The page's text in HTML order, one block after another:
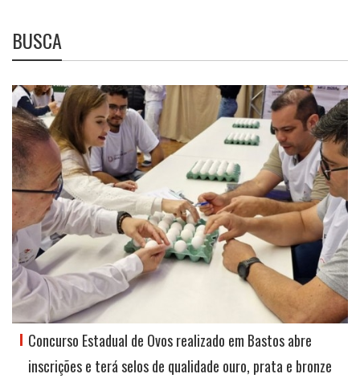
BUSCA
Concurso Estadual de Ovos realizado em Bastos abre
inscrições e terá selos de qualidade ouro, prata e bronze